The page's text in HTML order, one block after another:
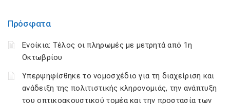
Πρόσφατα
Ενοίκια: Τέλος οι πληρωμές με μετρητά από 1η
Οκτωβρίου
Υπερψηφίσθηκε το νομοσχέδιο για τη διαχείριση και
ανάδειξη της πολιτιστικής κληρονομιάς, την ανάπτυξη
του οπτικοακουστικού τομέα και την προστασία των